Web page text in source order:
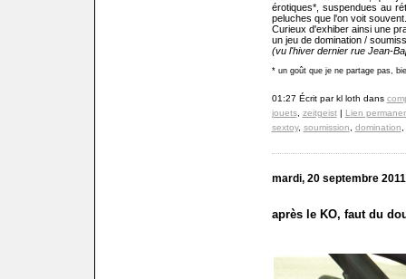
érotiques*, suspendues au
peluches que l'on voit souvent.
Curieux d'exhiber ainsi une
un jeu de domination /
(vu l'hiver dernier rue Jean-
* un goût que je ne partage pas,
01:27 Écrit par kl loth dans
jouets, zeitgeist| Lien
sextoy, soumission domination
mardi, 20 septembre 2011
après le KO, faut du